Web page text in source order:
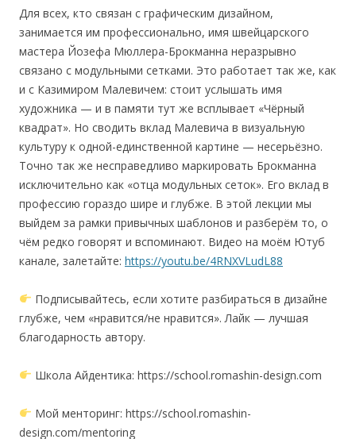
Для всех, кто связан с графическим дизайном,
занимается им профессионально, имя швейцарского
мастера Йозефа Мюллера-Брокманна неразрывно
связано с модульными сетками. Это работает так же, как
и с Казимиром Малевичем: стоит услышать имя
художника — и в памяти тут же всплывает «Чёрный
квадрат». Но сводить вклад Малевича в визуальную
культуру к одной-единственной картине — несерьёзно.
Точно так же несправедливо маркировать Брокманна
исключительно как «отца модульных сеток». Его вклад в
профессию гораздо шире и глубже. В этой лекции мы
выйдем за рамки привычных шаблонов и разберём то, о
чём редко говорят и вспоминают. Видео на моём Ютуб
канале, залетайте: https://youtu.be/4RNXVLudL88
Подписывайтесь, если хотите разбираться в дизайне
глубже, чем «нравится/не нравится». Лайк — лучшая
благодарность автору.
Школа Айдентика: https://school.romashin-design.com
Мой менторинг: https://school.romashin-
design.com/mentoring